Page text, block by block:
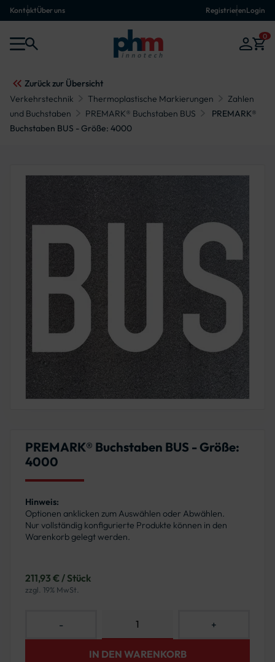
KontaktÜber uns RegistrierenLogin
0
Zurück zur Übersicht
Verkehrstechnik
Thermoplastische Markierungen
Zahlen
und Buchstaben
PREMARK® Buchstaben BUS
PREMARK®
Buchstaben BUS - Größe: 4000
PREMARK® Buchstaben BUS - Größe:
4000
Hinweis:
Optionen anklicken zum Auswählen oder Abwählen.
Nur vollständig konfigurierte Produkte können in den
Warenkorb gelegt werden.
211,93 € / Stück
zzgl. 19% MwSt.
- +
IN DEN WARENKORB